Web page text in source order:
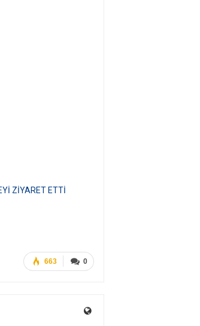
ZİYARET ETTİ
0
663